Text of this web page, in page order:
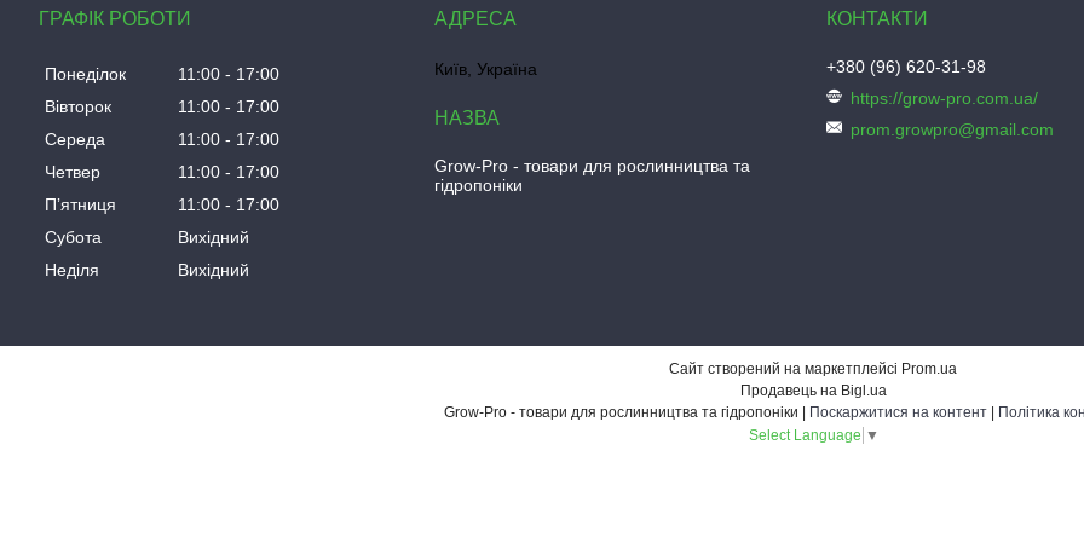
ГРАФІК РОБОТИ
Понеділок 11:00
17:00
Вівторок
11:00
17:00
Середа
11:00
17:00
Четвер
11:00
17:00
Пʼятниця
11:00
17:00
Субота
Вихідний
Неділя
Вихідний
Київ, Україна
Grow-Pro - товари для рослинництва та
гідропоніки
+380 (96) 620-31-98
https://grow-pro.com.ua/
prom.growpro@gmail.com
Сайт створений на маркетплейсі Prom.ua
Продавець на Bigl.ua
Поскаржитися на контент
Політика
Select Language ▼